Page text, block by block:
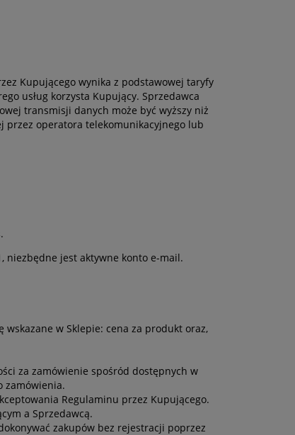
Kupującego wynika z podstawowej taryfy
usług korzysta Kupujący. Sprzedawca
transmisji danych może być wyższy niż
przez operatora telekomunikacyjnego lub
niezbędne jest aktywne konto e-mail.
wskazane w Sklepie: cena za produkt oraz,
za zamówienie spośród dostępnych w
zamówienia.
Regulaminu przez Kupującego.
a Sprzedawcą.
zakupów bez rejestracji poprzez